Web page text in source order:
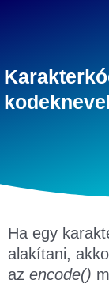
Ha egy
alakítani,
az encode()